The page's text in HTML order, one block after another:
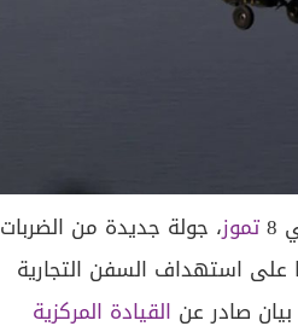
تموز، جولة جديدة من الضربات
استهداف السفن التجارية
صادر عن القيادة المركزية